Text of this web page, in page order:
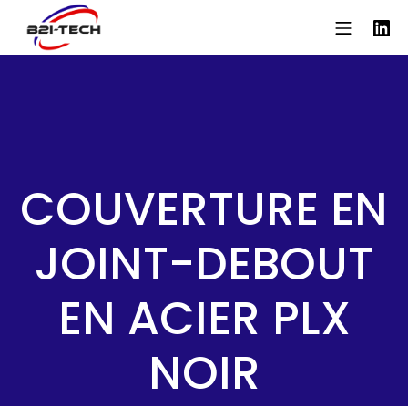
contenu
Menu
COUVERTURE EN
JOINT-DEBOUT
EN ACIER PLX
NOIR